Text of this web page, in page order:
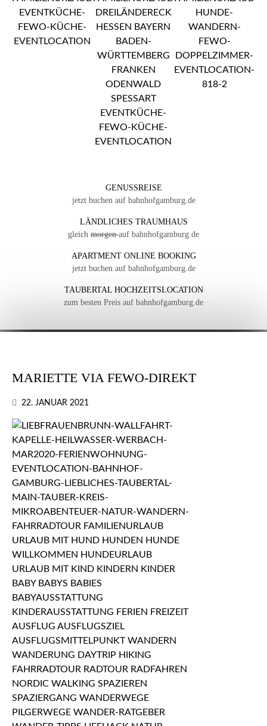
GENUSSREISE
jetzt buchen auf bahnhofgamburg.de
LÄNDLICHES TRAUMHAUS
gleich morgenauf bahnhofgamburg.de
APARTMENT ONLINE BOOKING
jetzt buchen auf bahnhofgamburg.de
TAUBERTAL HOCHZEITSLOCATION
zum besten Preis auf bahnhofgamburg.de
MARIETTE VIA FEWO-DIREKT
22. JANUAR 2021